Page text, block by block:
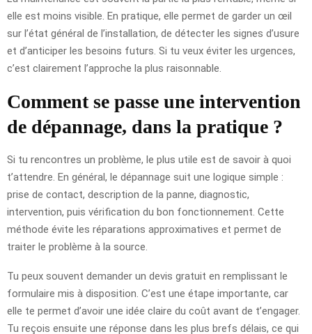
elle est moins visible. En pratique, elle permet de garder un œil
sur l’état général de l’installation, de détecter les signes d’usure
et d’anticiper les besoins futurs. Si tu veux éviter les urgences,
c’est clairement l’approche la plus raisonnable.
Comment se passe une intervention
de dépannage, dans la pratique ?
Si tu rencontres un problème, le plus utile est de savoir à quoi
t’attendre. En général, le dépannage suit une logique simple :
prise de contact, description de la panne, diagnostic,
intervention, puis vérification du bon fonctionnement. Cette
méthode évite les réparations approximatives et permet de
traiter le problème à la source.
Tu peux souvent demander un devis gratuit en remplissant le
formulaire mis à disposition. C’est une étape importante, car
elle te permet d’avoir une idée claire du coût avant de t’engager.
Tu reçois ensuite une réponse dans les plus brefs délais, ce qui